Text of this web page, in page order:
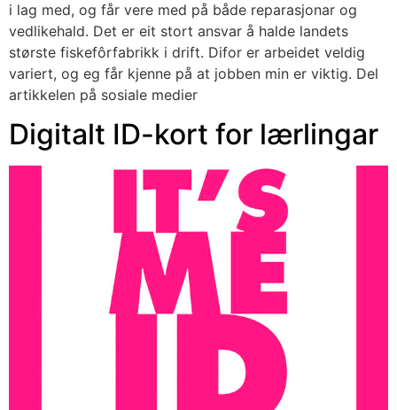
i lag med, og får vere med på både reparasjonar og
vedlikehald. Det er eit stort ansvar å halde landets
største fiskefôrfabrikk i drift. Difor er arbeidet veldig
variert, og eg får kjenne på at jobben min er viktig. Del
artikkelen på sosiale medier
Digitalt ID-kort for lærlingar